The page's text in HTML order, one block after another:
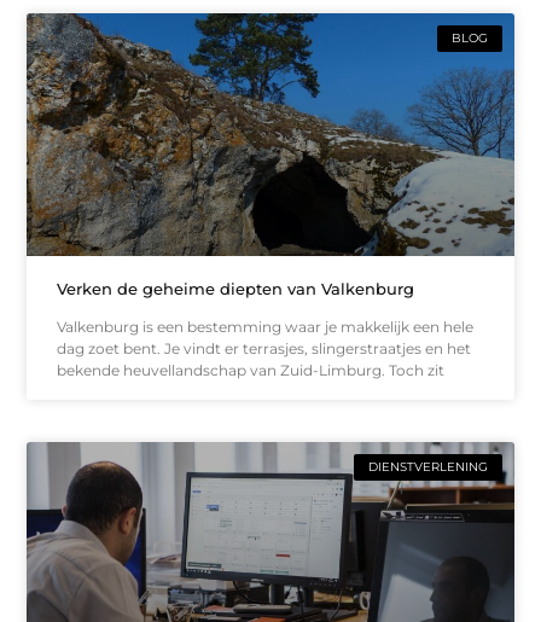
BLOG
Verken de geheime diepten van Valkenburg
Valkenburg is een bestemming waar je makkelijk een hele
dag zoet bent. Je vindt er terrasjes, slingerstraatjes en het
bekende heuvellandschap van Zuid-Limburg. Toch zit
DIENSTVERLENING